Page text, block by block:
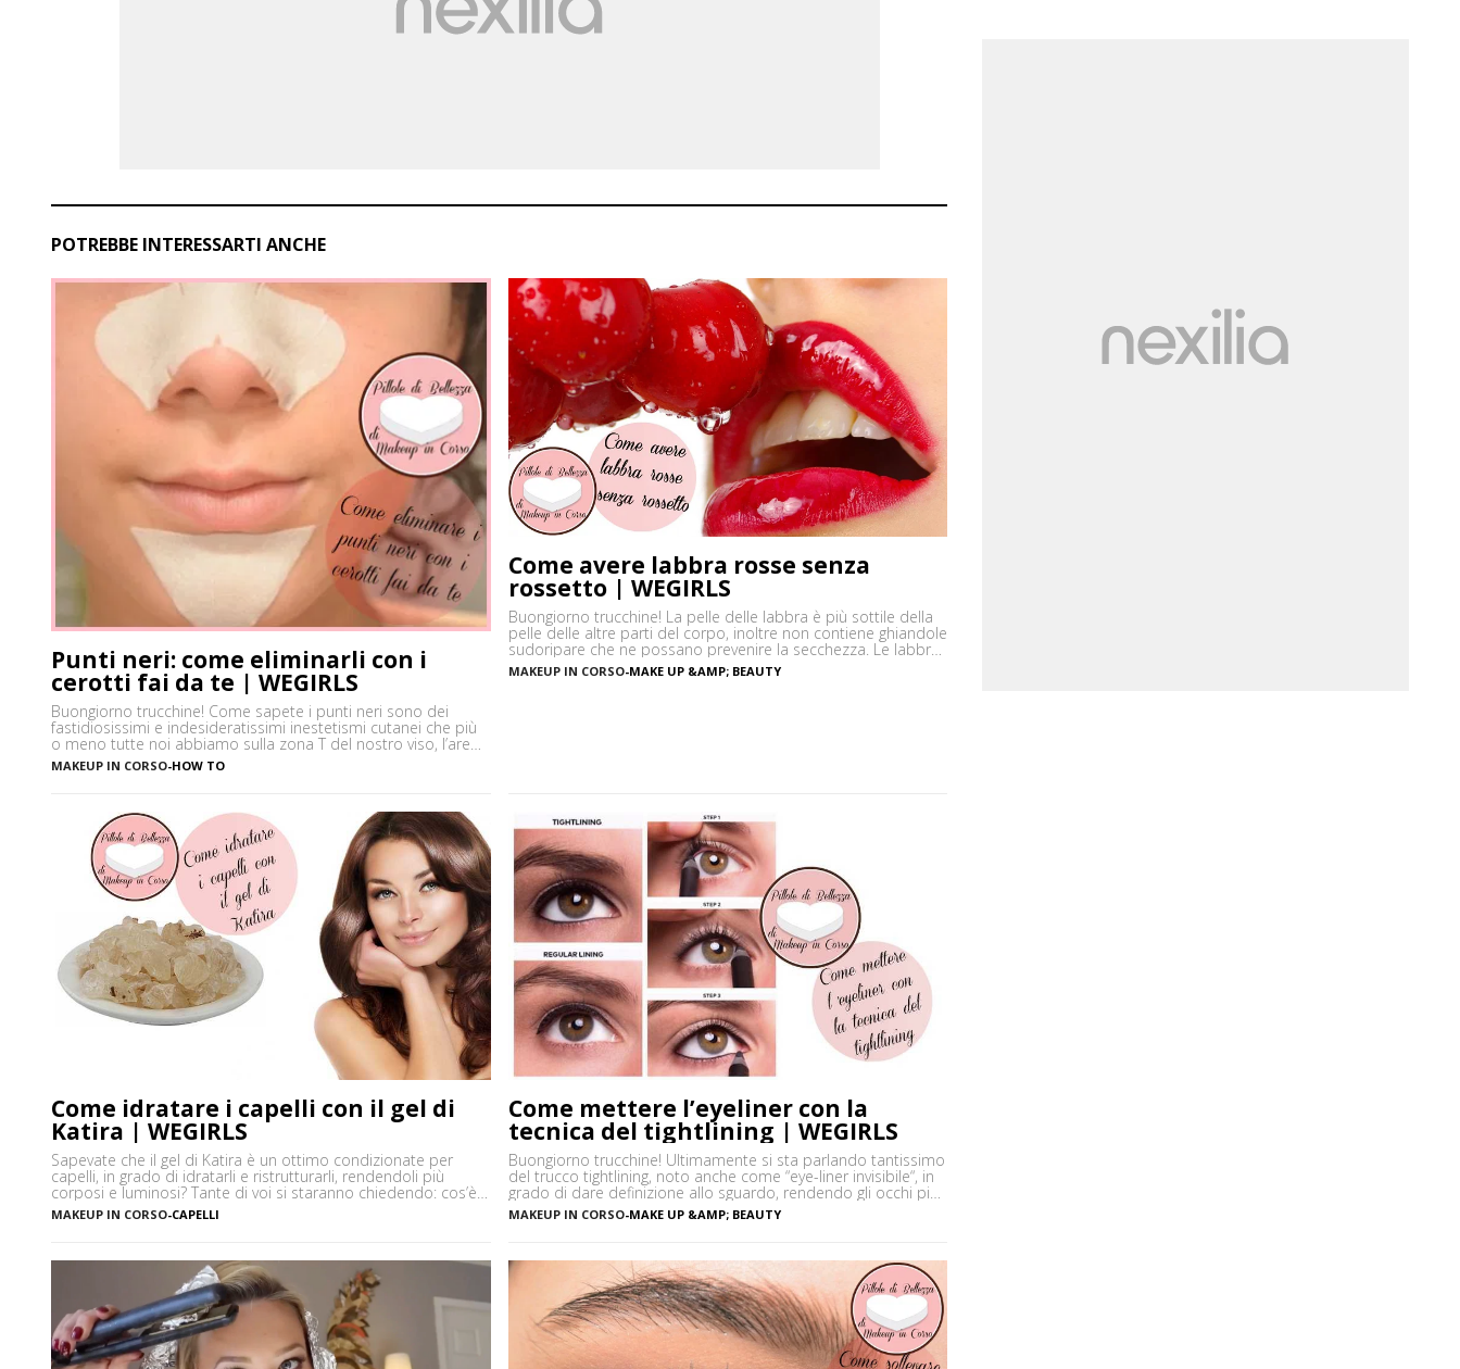
POTREBBE INTERESSARTI ANCHE
Punti neri: come eliminarli con i
cerotti fai da te | WEGIRLS
Buongiorno trucchine! Come sapete i punti neri sono dei
fastidiosissimi e indesideratissimi inestetismi cutanei che più
o meno tutte noi abbiamo sulla zona T del nostro viso, l’area
che è più spesso vittima di impurità e alterazioni del pH della
pelle, soprattutto se si ha la pelle grassa e non si usano
MAKEUP IN CORSO-HOW TO
Come avere labbra rosse senza
rossetto | WEGIRLS
Buongiorno trucchine! La pelle delle labbra è più sottile della
pelle delle altre parti del corpo, inoltre non contiene ghiandole
sudoripare che ne possano prevenire la secchezza. Le labbra
sono sensibili alle aggressioni ambientali e spesso possono
diventare scure o sbiadite soprattutto a causa
MAKEUP IN CORSO-MAKE UP &AMP; BEAUTY
Come idratare i capelli con il gel di
Katira | WEGIRLS
Sapevate che il gel di Katira è un ottimo condizionate per
capelli, in grado di idratarli e ristrutturarli, rendendoli più
corposi e luminosi? Tante di voi si staranno chiedendo: cos’è
la Katira? La Katira o Gomma Adragante è una resina
gelificante naturale ottenuta dalla linfa essiccata di Astragalus
MAKEUP IN CORSO-CAPELLI
Come mettere l’eyeliner con la
tecnica del tightlining | WEGIRLS
Buongiorno trucchine! Ultimamente si sta parlando tantissimo
del trucco tightlining, noto anche come “eye-liner invisibile“, in
grado di dare definizione allo sguardo, rendendo gli occhi più
espressivi e le ciglia più folte. Ma di cosa si tratta
precisamente? Vediamo insieme cos’è tightlining e come farlo
tightlining […]
MAKEUP IN CORSO-MAKE UP &AMP; BEAUTY